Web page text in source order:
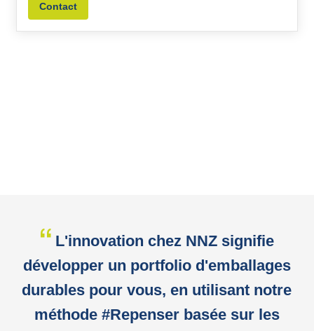
Contact
L'innovation chez NNZ signifie
développer un portfolio d'emballages
durables pour vous, en utilisant notre
méthode #Repenser basée sur les